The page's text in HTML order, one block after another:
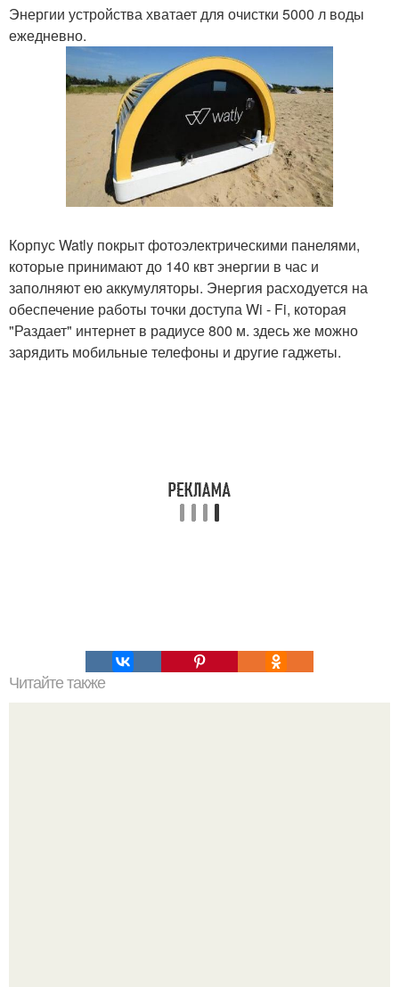
Энергии устройства хватает для очистки 5000 л воды
ежедневно.
Корпус Watly покрыт фотоэлектрическими панелями,
которые принимают до 140 квт энергии в час и
заполняют ею аккумуляторы. Энергия расходуется на
обеспечение работы точки доступа Wi - Fi, которая
"Раздает" интернет в радиусе 800 м. здесь же можно
зарядить мобильные телефоны и другие гаджеты.
Читайте также